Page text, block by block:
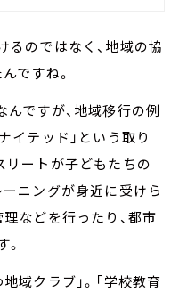
のではなく、地域の協
ですね。
ですが、地域移行の例
イテッド」という取り
リートが子どもたちの
ニングが身近に受けら
などを行ったり、都市
域クラブ」。「学校教育